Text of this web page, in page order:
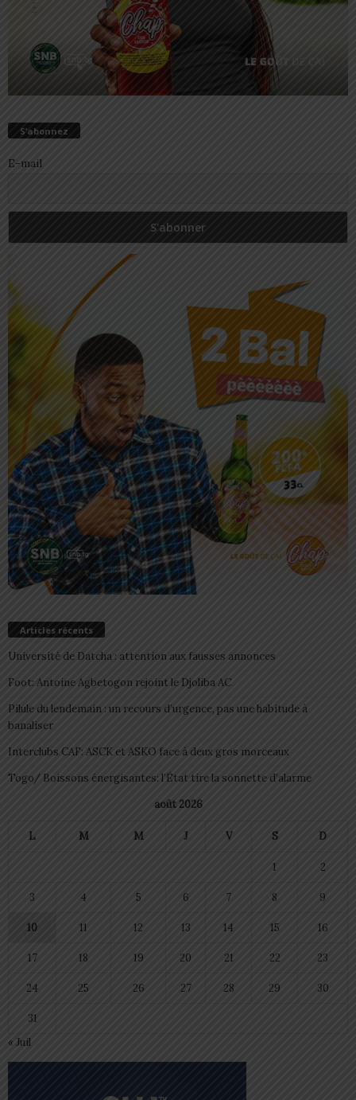
S’abonnez
E-mail
Articles récents
Université de Datcha : attention aux fausses annonces
Foot: Antoine Agbetogon rejoint le Djoliba AC
Pilule du lendemain : un recours d’urgence, pas une habitude à
banaliser
Interclubs CAF: ASCK et ASKO face à deux gros morceaux
Togo/ Boissons énergisantes: l’État tire la sonnette d’alarme
août 2026
L M M J V S D
1 2
3 4 5 6 7 8 9
10 11 12 13 14 15 16
17 18 19 20 21 22 23
24 25 26 27 28 29 30
31
« Juil